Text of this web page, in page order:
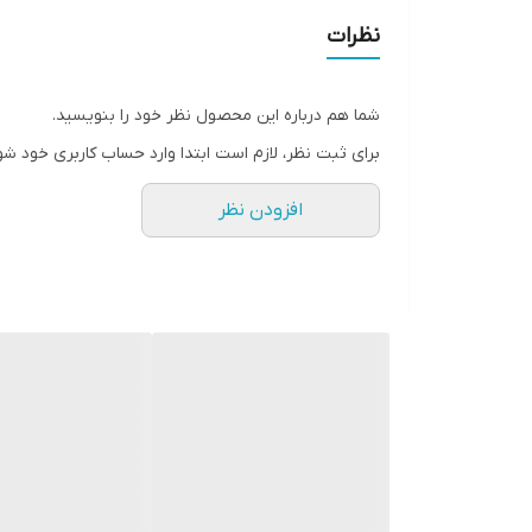
نظرات
شما هم درباره این محصول نظر خود را بنویسید.
برای ثبت نظر، لازم است ابتدا وارد حساب کاربری خود
افزودن نظر